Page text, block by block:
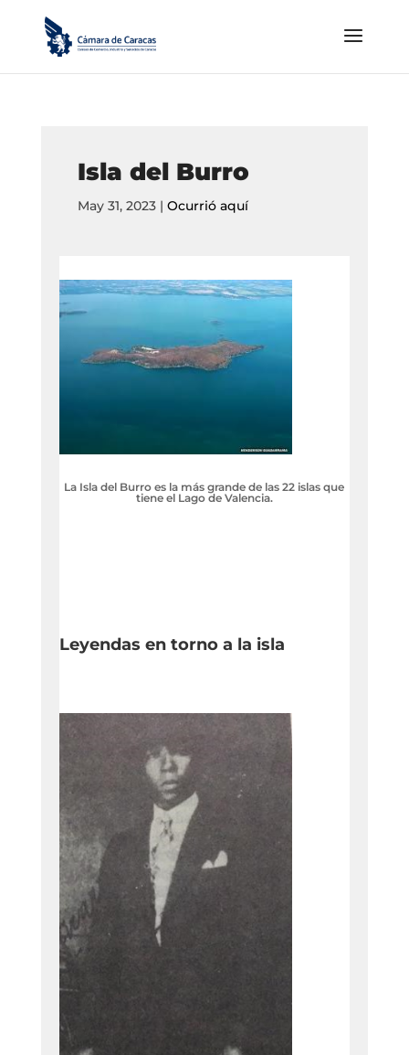
Isla del Burro
May 31, 2023| Ocurrió aquí
La Isla del Burro es la más grande de las 22 islas que
tiene el Lago de Valencia.
Leyendas en torno a la isla